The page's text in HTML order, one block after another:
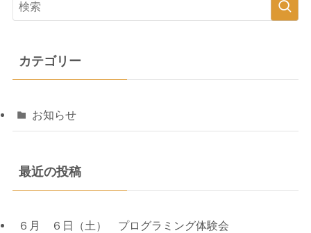
カテゴリー
お知らせ
最近の投稿
６月 ６日（土） プログラミング体験会